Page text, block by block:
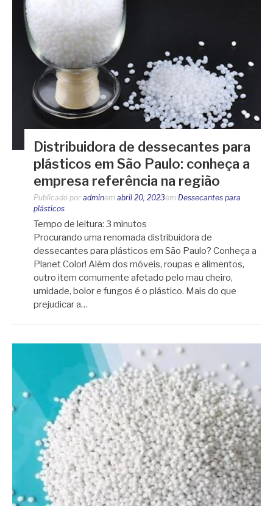
Distribuidora de dessecantes para
plásticos em São Paulo: conheça a
empresa referência na região
Publicado por adminem abril 20, 2023em Dessecantes para
plásticos
Tempo de leitura: 3 minutos
Procurando uma renomada distribuidora de
dessecantes para plásticos em São Paulo? Conheça a
Planet Color! Além dos móveis, roupas e alimentos,
outro item comumente afetado pelo mau cheiro,
umidade, bolor e fungos é o plástico. Mais do que
prejudicar a…